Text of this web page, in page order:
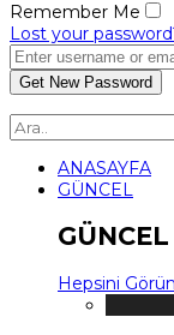
Remember Me
Lost your
ANASAYFA
GÜNCEL
GÜNCEL
Hepsini